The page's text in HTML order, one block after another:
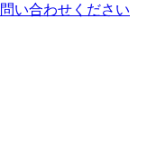
い合わせください